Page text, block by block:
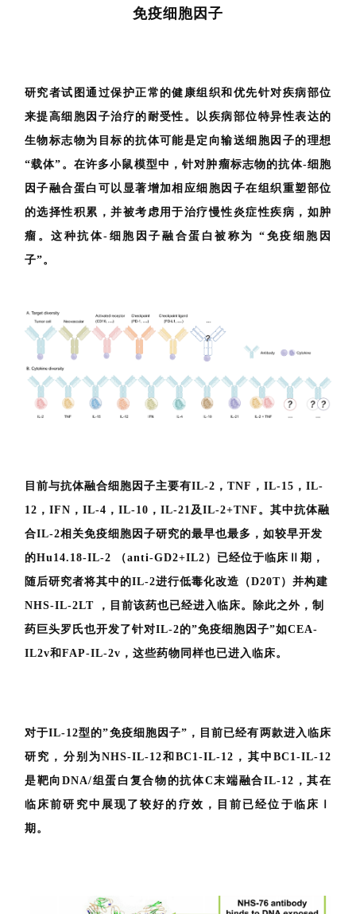
免疫细胞因子
研究者试图通过保护正常的健康组织和优先针对疾病部位
来提高细胞因子治疗的耐受性。以疾病部位特异性表达的
生物标志物为目标的抗体可能是定向输送细胞因子的理想
“载体”。在许多小鼠模型中，针对肿瘤标志物的抗体-细胞
因子融合蛋白可以显著增加相应细胞因子在组织重塑部位
的选择性积累，并被考虑用于治疗慢性炎症性疾病，如肿
瘤。这种抗体-细胞因子融合蛋白被称为 “免疫细胞因
子”。
目前与抗体融合细胞因子主要有IL-2，TNF，IL-15，IL-
12，IFN，IL-4，IL-10，IL-21及IL-2+TNF。其中抗体融
合IL-2相关免疫细胞因子研究的最早也最多，如较早开发
的Hu14.18-IL-2 （anti-GD2+IL2）已经位于临床Ⅱ期，
随后研究者将其中的IL-2进行低毒化改造（D20T）并构建
NHS-IL-2LT ，目前该药也已经进入临床。除此之外，制
药巨头罗氏也开发了针对IL-2的”免疫细胞因子”如CEA-
IL2v和FAP-IL-2v，这些药物同样也已进入临床。
对于IL-12型的”免疫细胞因子”，目前已经有两款进入临床
研究，分别为NHS-IL-12和BC1-IL-12，其中BC1-IL-12
是靶向DNA/组蛋白复合物的抗体C末端融合IL-12，其在
临床前研究中展现了较好的疗效，目前已经位于临床Ⅰ
期。